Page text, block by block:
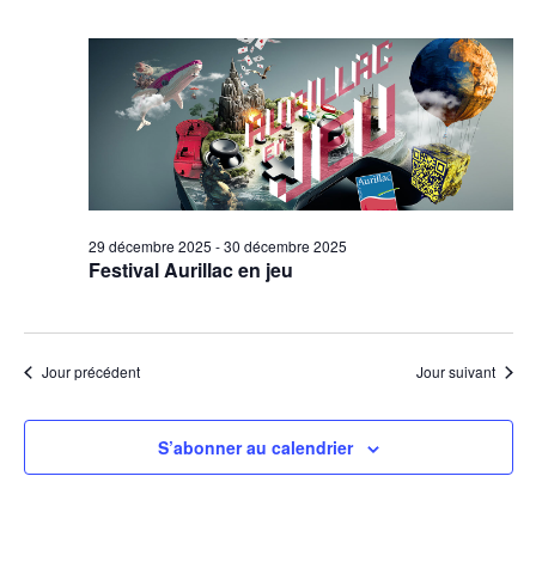
Festival Aurillac en jeu
29 décembre 2025 -30 décembre 2025
Jour précédent Jour suivant
S’abonner au calendrier